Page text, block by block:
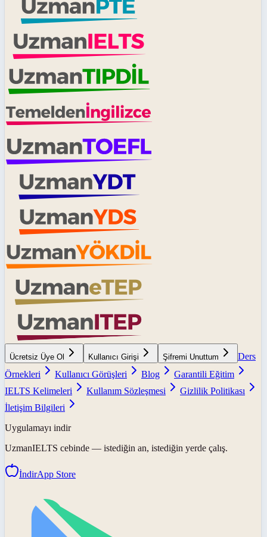
Ücretsiz Üye Ol Kullanıcı Girişi Şifremi Unuttum
Ders
Örnekleri
Kullanıcı Görüşleri Blog
Garantili Eğitim
IELTS Kelimeleri
Kullanım Sözleşmesi
Gizlilik Politikası
İletişim Bilgileri
Uygulamayı indir
UzmanIELTS cebinde — istediğin an, istediğin yerde çalış.
İndirApp Store